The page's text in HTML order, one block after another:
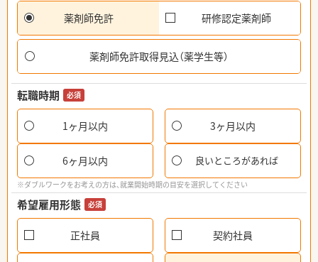
薬剤師免許 研修認定薬剤師
薬剤師免許取得見込（薬学生等）
転職時期 必須
1ヶ月以内 3ヶ月以内
6ヶ月以内 良いところがあれば
※ダブルワークをお考えの方は、就業開始時期の目安を選択してください
希望雇用形態 必須
正社員 契約社員